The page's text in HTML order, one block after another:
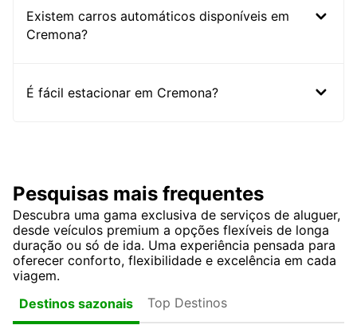
Existem carros automáticos disponíveis em
Cremona?
É fácil estacionar em Cremona?
Pesquisas mais frequentes
Descubra uma gama exclusiva de serviços de aluguer,
desde veículos premium a opções flexíveis de longa
duração ou só de ida. Uma experiência pensada para
oferecer conforto, flexibilidade e excelência em cada
viagem.
Destinos sazonais
Top Destinos